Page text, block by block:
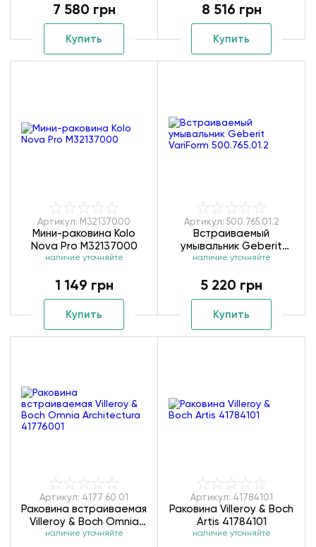
7 580 грн
Купить
8 516 грн
Купить
Артикул: M32137000
Мини-раковина Kolo
Nova Pro M32137000
наличие уточняйте
1 149 грн
Купить
Артикул: 500.765.01.2
Встраиваемый
умывальник Geberit
VariForm 500.765.01.2
наличие уточняйте
5 220 грн
Купить
Артикул: 4177 60 01
Раковина встраиваемая
Villeroy & Boch Omnia
Architectura 41776001
наличие уточняйте
Артикул: 41784101
Раковина Villeroy & Boch
Artis 41784101
наличие уточняйте